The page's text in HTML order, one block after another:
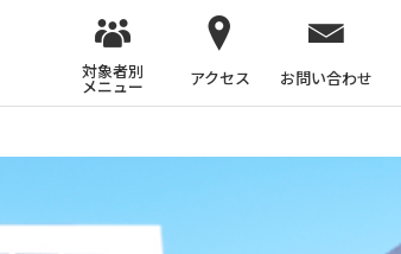
対象者別
メニュー アクセス お問い合わせ